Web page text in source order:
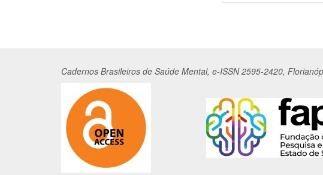
Cadernos Brasileiros de Saúde Mental, e-ISSN 2595-2420,